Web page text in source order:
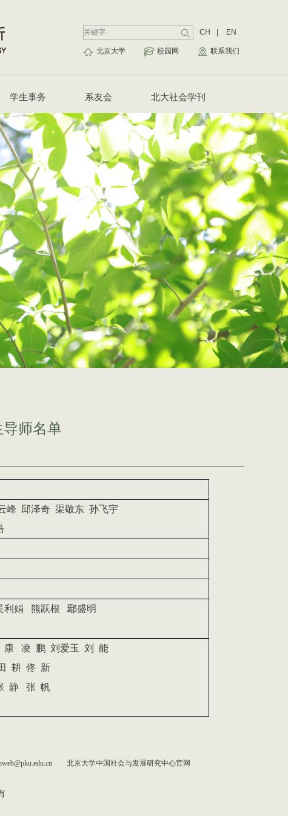
CH EN
北京大学 校园网 联系我们
学生事务 系友会 北大社会学刊
师名单
峰 邱泽奇 渠敬东 孙飞宇
利娟 熊跃根 鄢盛明
康 凌 鹏 刘爱玉 刘
能
耕 佟 新
静 张 帆
北京大学中国社会与发展研究中心官网